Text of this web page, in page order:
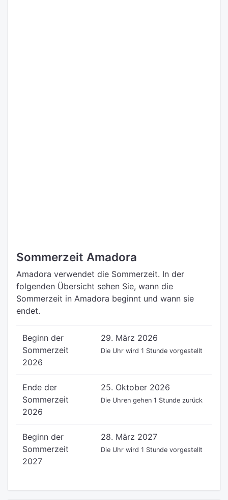
Sommerzeit Amadora
Amadora verwendet die Sommerzeit. In der
folgenden Übersicht sehen Sie, wann die
Sommerzeit in Amadora beginnt und wann sie
endet.
Beginn der
Sommerzeit
2026
29. März 2026
Die Uhr wird 1 Stunde vorgestellt
Ende der
Sommerzeit
2026
25. Oktober 2026
Die Uhren gehen 1 Stunde zurück
Beginn der
Sommerzeit
2027
28. März 2027
Die Uhr wird 1 Stunde vorgestellt